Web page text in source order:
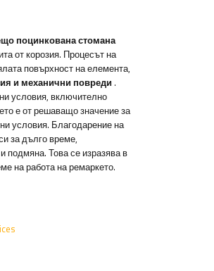
поцинкована стомана
от корозия. Процесът на
повърхност на елемента,
и механични повреди .
условия, включително
е от решаващо значение за
условия. Благодарение на
за дълго време,
подмяна. Това се изразява в
на работа на ремаркето.